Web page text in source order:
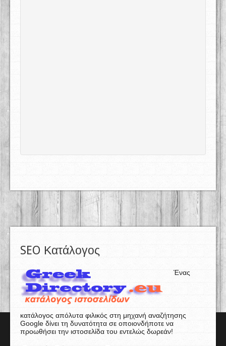
SEO Κατάλογος
Ένας
κατάλογος απόλυτα φιλικός στη μηχανή αναζήτησης
Google δίνει τη δυνατότητα σε οποιονδήποτε να
προωθήσει την ιστοσελίδα του εντελώς δωρεάν!